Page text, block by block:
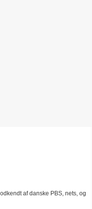
af danske PBS, nets, og